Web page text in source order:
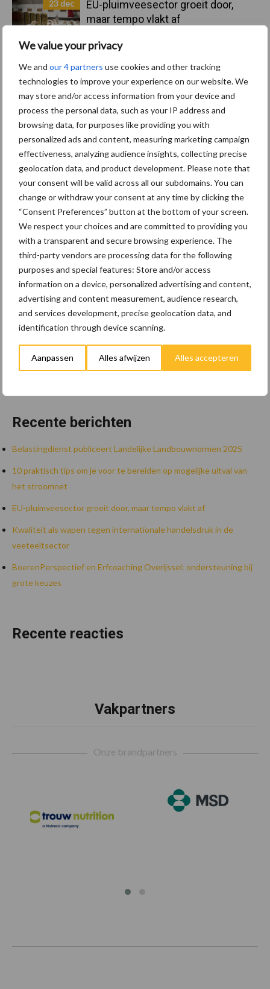
We value your privacy
We and our 4 partners use cookies and other tracking
technologies to improve your experience on our website. We
may store and/or access information from your device and
process the personal data, such as your IP address and
browsing data, for purposes like providing you with
personalized ads and content, measuring marketing campaign
effectiveness, analyzing audience insights, collecting precise
geolocation data, and product development. Please note that
your consent will be valid across all our subdomains. You can
change or withdraw your consent at any time by clicking the
“Consent Preferences” button at the bottom of your screen.
We respect your choices and are committed to providing you
with a transparent and secure browsing experience. The
third-party vendors are processing data for the following
purposes and special features: Store and/or access
information on a device, personalized advertising and content,
advertising and content measurement, audience research,
and services development, precise geolocation data, and
identification through device scanning.
Aanpassen Alles afwijzen Alles accepteren
23 dec
EU-pluimveesector groeit door,
maar tempo vlakt af
Kwaliteit als wapen tegen
internationale handelsdruk in de
veeteeltsector
22 dec
BoerenPerspectief en Erfcoaching
Overijssel: ondersteuning bij grote
keuzes
Toon meer
Zoeken...
Zoek
Recente berichten
Belastingdienst publiceert Landelijke Landbouwnormen 2025
10 praktisch tips om je voor te bereiden op mogelijke uitval van
het stroomnet
EU-pluimveesector groeit door, maar tempo vlakt af
Kwaliteit als wapen tegen internationale handelsdruk in de
veeteeltsector
BoerenPerspectief en Erfcoaching Overijssel: ondersteuning bij
grote keuzes
Recente reacties
Vakpartners
Onze brandpartners